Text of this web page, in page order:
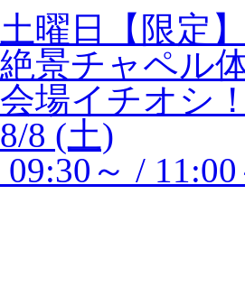
土曜日【限定
絶景チャペル
会場イチオシ！
8/8 (土)
09:30～ /